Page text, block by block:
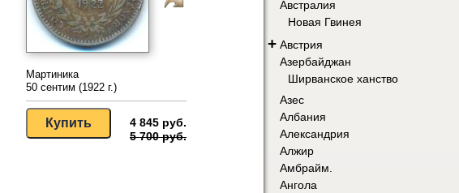
Мартиника
50 сентим (1922 г.)
4 845 руб.
5 700 руб.
Австралия
Новая Гвинея
+ Австрия
Азербайджан
Ширванское ханство
Азес
Албания
Александрия
Алжир
Амбрайм.
Ангола